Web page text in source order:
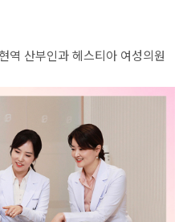
역 산부인과 헤스티아 여성의원